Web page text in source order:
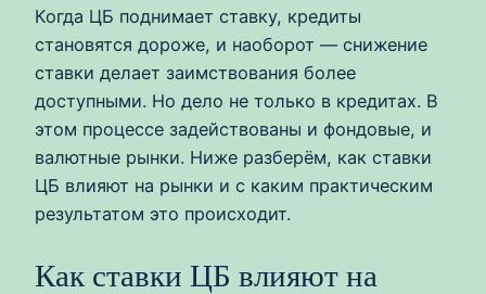
Когда ЦБ поднимает ставку, кредиты
становятся дороже, и наоборот — снижение
ставки делает заимствования более
доступными. Но дело не только в кредитах. В
этом процессе задействованы и фондовые, и
валютные рынки. Ниже разберём, как ставки
ЦБ влияют на рынки и с каким практическим
результатом это происходит.
Как ставки ЦБ влияют на